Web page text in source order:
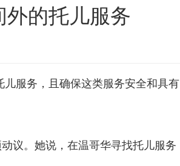
的托儿服务
服务，且确保这类服务安全和具有
议。她说，在温哥华寻找托儿服务